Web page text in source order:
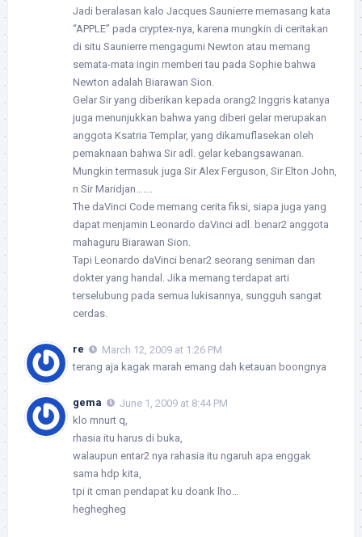
Jadi beralasan kalo Jacques Saunierre memasang kata
“APPLE” pada cryptex-nya, karena mungkin di ceritakan
di situ Saunierre mengagumi Newton atau memang
semata-mata ingin memberi tau pada Sophie bahwa
Newton adalah Biarawan Sion.
Gelar Sir yang diberikan kepada orang2 Inggris katanya
juga menunjukkan bahwa yang diberi gelar merupakan
anggota Ksatria Templar, yang dikamuflasekan oleh
pemaknaan bahwa Sir adl. gelar kebangsawanan.
Mungkin termasuk juga Sir Alex Ferguson, Sir Elton John,
n Sir Maridjan…….
The daVinci Code memang cerita fiksi, siapa juga yang
dapat menjamin Leonardo daVinci adl. benar2 anggota
mahaguru Biarawan Sion.
Tapi Leonardo daVinci benar2 seorang seniman dan
dokter yang handal. Jika memang terdapat arti
terselubung pada semua lukisannya, sungguh sangat
cerdas.
re
March 12, 2009 at 1:26 PM
terang aja kagak marah emang dah ketauan boongnya
gema
June 1, 2009 at 8:44 PM
klo mnurt q,
rhasia itu harus di buka,
walaupun entar2 nya rahasia itu ngaruh apa enggak
sama hdp kita,
tpi it cman pendapat ku doank lho…
heghegheg